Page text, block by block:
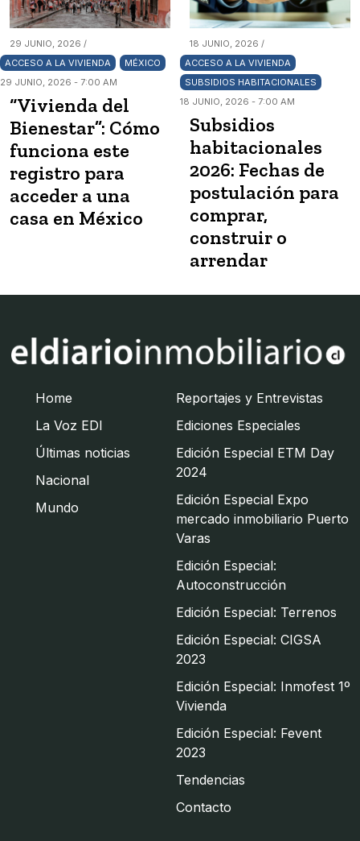
29 JUNIO, 2026 /
ACCESO A LA VIVIENDA
MÉXICO
29 JUNIO, 2026 - 7:00 AM
“Vivienda del
Bienestar”: Cómo
funciona este
registro para
acceder a una
casa en México
18 JUNIO, 2026 /
ACCESO A LA VIVIENDA
SUBSIDIOS HABITACIONALES
18 JUNIO, 2026 - 7:00 AM
Subsidios
habitacionales
2026: Fechas de
postulación para
comprar,
construir o
arrendar
Home
La Voz EDI
Últimas noticias
Nacional
Mundo
Reportajes y Entrevistas
Ediciones Especiales
Edición Especial ETM Day
2024
Edición Especial Expo
mercado inmobiliario Puerto
Varas
Edición Especial:
Autoconstrucción
Edición Especial: Terrenos
Edición Especial: CIGSA
2023
Edición Especial: Inmofest 1º
Vivienda
Edición Especial: Fevent
2023
Tendencias
Contacto